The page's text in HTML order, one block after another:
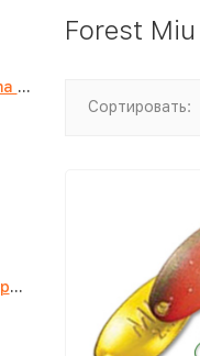
Forest
Сортировать:
Катушка Ryobi Ecusima PRO LT 5000
Мягкие приманки Frapp Funky Shad 4" #PAL03